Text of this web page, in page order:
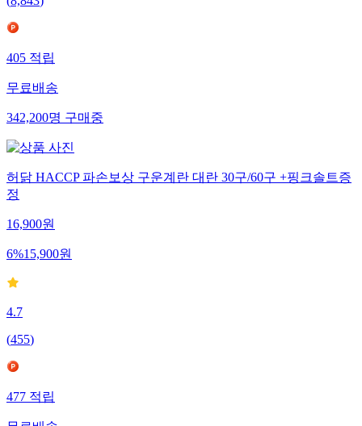
(8,843)
405적립
무료배송
342,200명구매중
허닭 HACCP 파손보상 구운계란 대란 30구/60구 +핑크솔트증
정
16,900원
6%15,900원
4.7
(455)
477적립